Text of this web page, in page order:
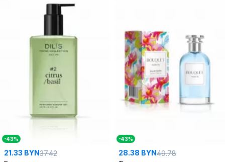
-43%
21.33 BYN37.42
-43%
28.38 BYN49.78